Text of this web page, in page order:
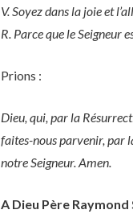
V. Soyez dans la joie et
R. Parce que le Seigneur
Prions :
Dieu, qui, par la
faites-nous parvenir, par
notre Seigneur. Amen.
A Dieu Père Raymond